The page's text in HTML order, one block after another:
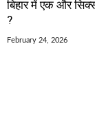
बिहार में एक और
?
February 24, 2026